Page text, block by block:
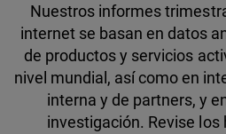
Nuestros informes
internet se basan en datos
de productos y servicios
nivel mundial, así como en
interna y de partners, y
investigación. Revise los